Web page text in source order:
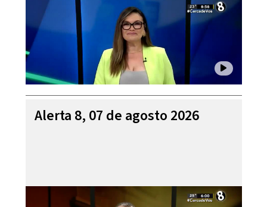
Alerta 8, 07 de agosto 2026